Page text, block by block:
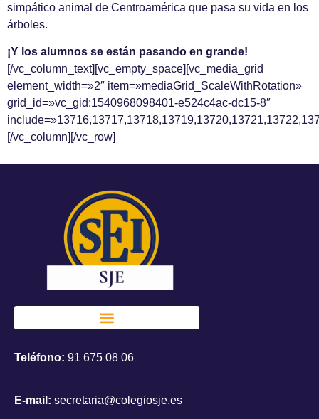
simpático animal de Centroamérica que pasa su vida en los
árboles.
¡Y los alumnos se están pasando en grande!
[/vc_column_text][vc_empty_space][vc_media_grid
element_width=»2″ item=»mediaGrid_ScaleWithRotation»
grid_id=»vc_gid:1540968098401-e524c4ac-dc15-8″
[/vc_column][/vc_row]
Teléfono: 91 675 08 06
E-mail: secretaria@colegiosje.es